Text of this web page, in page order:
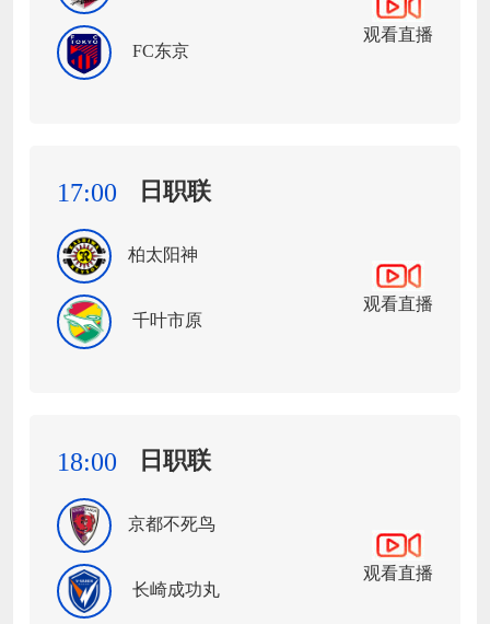
FC东京
观看直播
17:00 日职联
柏太阳神
千叶市原
观看直播
18:00 日职联
京都不死鸟
长崎成功丸
观看直播